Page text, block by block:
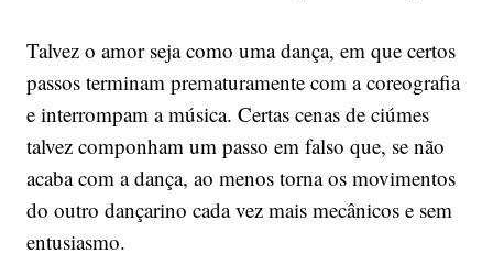
Talvez o amor seja como uma dança, em que certos
passos terminam prematuramente com a coreografia
e interrompam a música. Certas cenas de ciúmes
talvez componham um passo em falso que, se não
acaba com a dança, ao menos torna os movimentos
do outro dançarino cada vez mais mecânicos e sem
entusiasmo.